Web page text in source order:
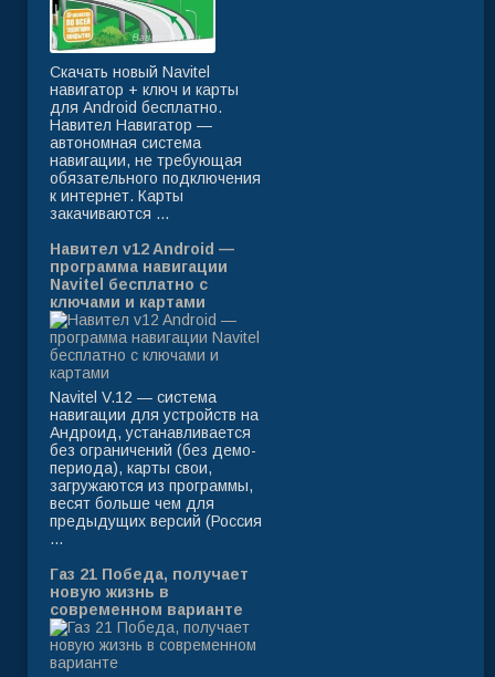
Скачать новый Navitel
навигатор + ключ и карты
для Android бесплатно.
Навител Навигатор —
автономная система
навигации, не требующая
обязательного подключения
к интернет. Карты
закачиваются ...
Навител v12 Android —
программа навигации
Navitel бесплатно с
ключами и картами
Navitel V.12 — система
навигации для устройств на
Андроид, устанавливается
без ограничений (без демо-
периода), карты свои,
загружаются из программы,
весят больше чем для
предыдущих версий (Россия
...
Газ 21 Победа, получает
новую жизнь в
современном варианте